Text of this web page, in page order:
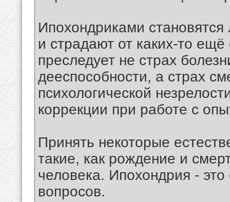
Ипохондриками
и страдают от каких-то
преследует не страх
дееспособности, а страх
психологической
коррекции при работе с
Принять некоторые
такие, как рождение и
человека. Ипохондрия -
вопросов.